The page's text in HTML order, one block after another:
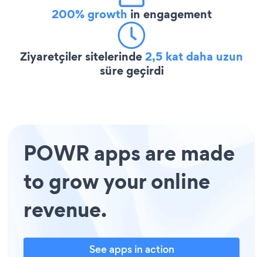
200% growth in engagement
Ziyaretçiler sitelerinde2,5 kat daha uzun
süre geçirdi
POWR apps are made
to grow your online
revenue.
See apps in action